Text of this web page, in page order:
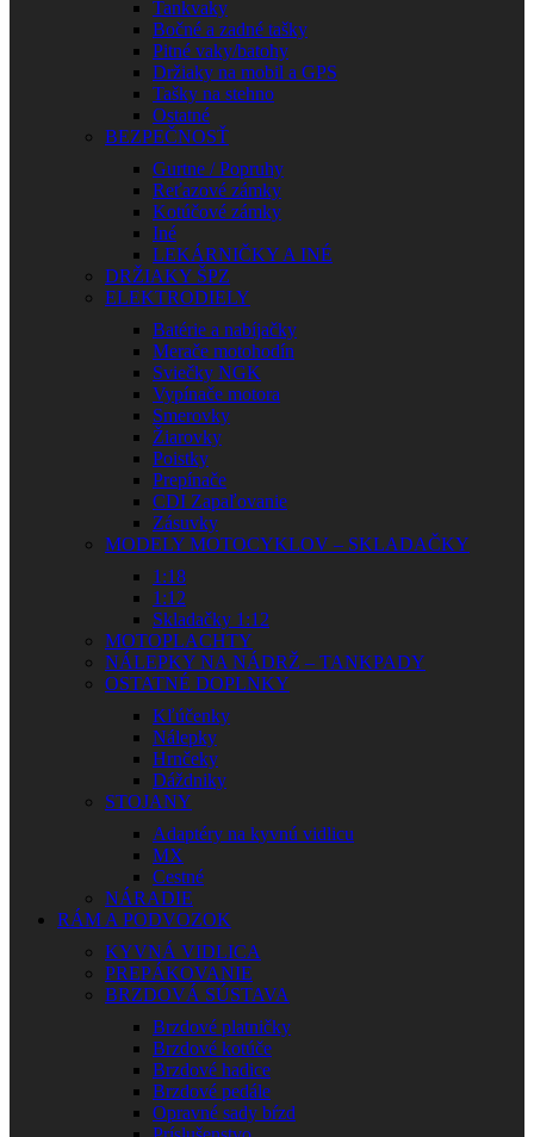
Tankvaky
Bočné a zadné tašky
Pitné vaky/batohy
Držiaky na mobil a GPS
Tašky na stehno
Ostatné
BEZPEČNOSŤ
Gurtne / Popruhy
Reťazové zámky
Kotúčové zámky
Iné
LEKÁRNIČKY A INÉ
DRŽIAKY ŠPZ
ELEKTRODIELY
Batérie a nabíjačky
Merače motohodín
Sviečky NGK
Vypínače motora
Smerovky
Žiarovky
Poistky
Prepínače
CDI Zapaľovanie
Zásuvky
MODELY MOTOCYKLOV – SKLADAČKY
1:18
1:12
Skladačky 1:12
MOTOPLACHTY
NÁLEPKY NA NÁDRŽ – TANKPADY
OSTATNÉ DOPLNKY
Kľúčenky
Nálepky
Hrnčeky
Dáždniky
STOJANY
Adaptéry na kyvnú vidlicu
MX
Cestné
NÁRADIE
RÁM A PODVOZOK
KYVNÁ VIDLICA
PREPÁKOVANIE
BRZDOVÁ SÚSTAVA
Brzdové platničky
Brzdové kotúče
Brzdové hadice
Brzdové pedále
Opravné sady bŕzd